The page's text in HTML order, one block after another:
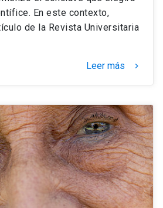
En este contexto,
de la Revista Universitaria
Leer más keyboard_arrow_right